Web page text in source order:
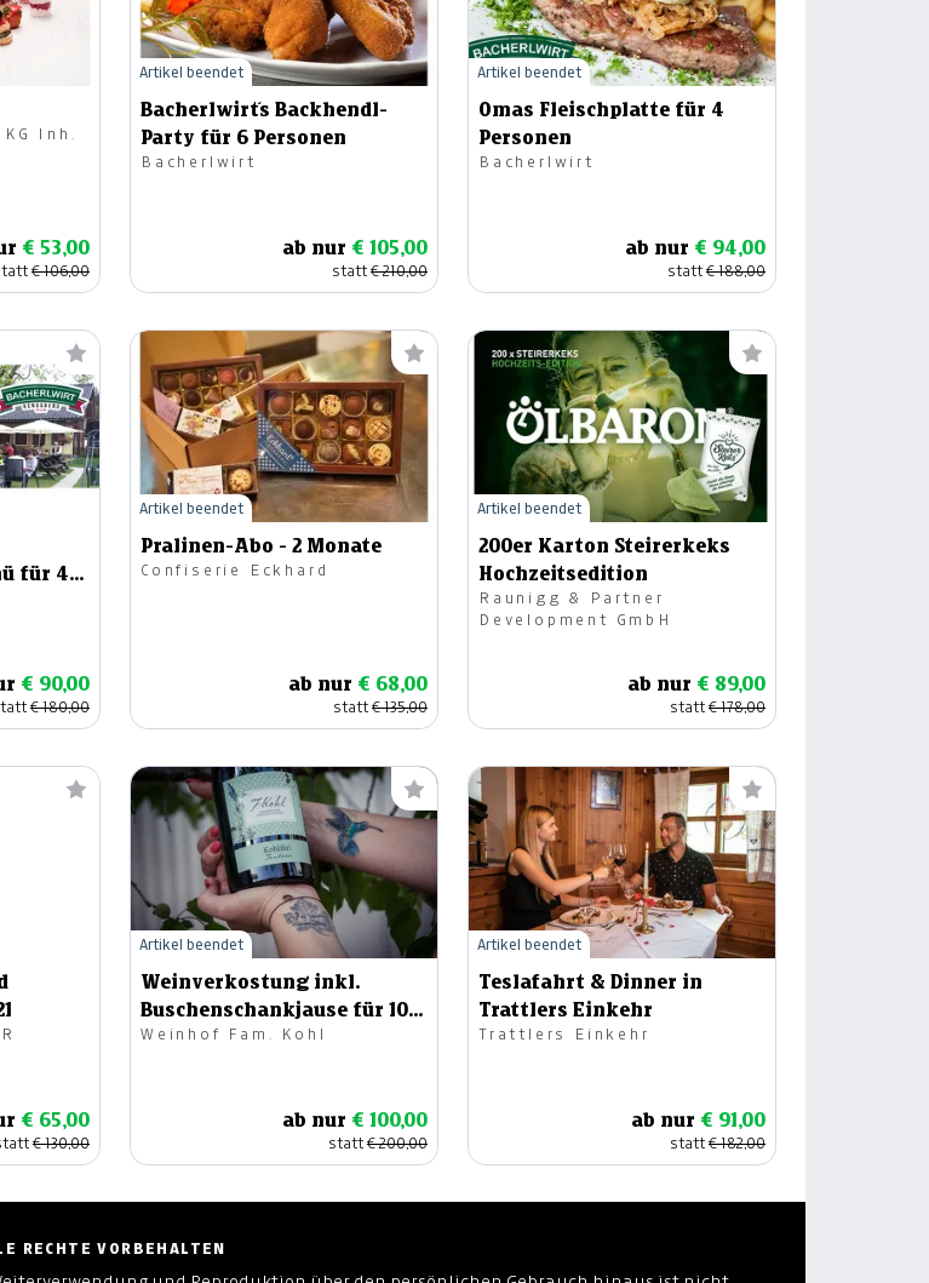
--- € 0,00
--- € 0,00
€ 0,00
Inh.
€ 53,00
€ 106,00
Bacherlwirt´s Backhendl-
Party für 6 Personen
Bacherlwirt
ab nur € 105,00
statt€ 210,00
Artikel beendet
Omas Fleischplatte für 4
Personen
Bacherlwirt
ab nur € 94,00
statt€ 188,00
Artikel beendet
für 4
€ 90,00
€ 180,00
Pralinen-Abo - 2 Monate
Confiserie Eckhard
ab nur € 68,00
statt€ 135,00
Artikel beendet
200er Karton Steirerkeks
Hochzeitsedition
Raunigg & Partner
Development GmbH
ab nur € 89,00
statt€ 178,00
Artikel beendet
€ 65,00
€ 130,00
Weinverkostung inkl.
Buschenschankjause für 10
Personen
Weinhof Fam. Kohl
ab nur € 100,00
statt€ 200,00
Artikel beendet
Teslafahrt & Dinner in
Trattlers Einkehr
Trattlers Einkehr
ab nur € 91,00
statt€ 182,00
Artikel beendet
VORBEHALTEN